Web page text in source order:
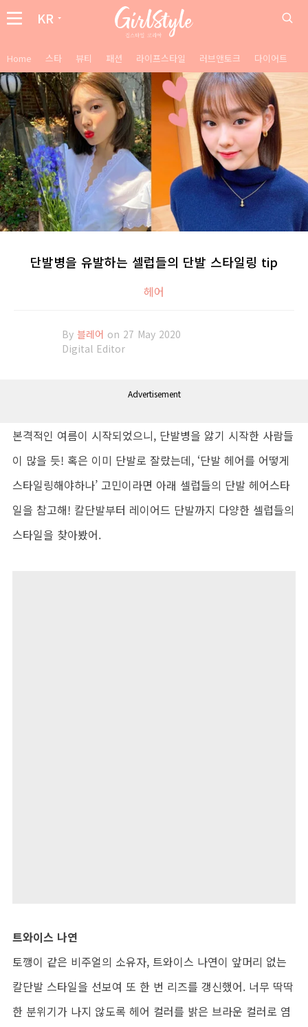
KR
Home 스타 뷰티 패션 라이프스타일 러브앤토크 다이어트
단발병을 유발하는 셀럽들의 단발 스타일링 tip
헤어
By 블레어 on 27 May 2020
Digital Editor
Advertisement
본격적인 여름이 시작되었으니, 단발병을 앓기 시작한 사람들
이 많을 듯! 혹은 이미 단발로 잘랐는데, ‘단발 헤어를 어떻게
스타일링해야하나’ 고민이라면 아래 셀럽들의 단발 헤어스타
일을 참고해! 칼단발부터 레이어드 단발까지 다양한 셀럽들의
스타일을 찾아봤어.
트와이스 나연
토깽이 같은 비주얼의 소유자, 트와이스 나연이 앞머리 없는
칼단발 스타일을 선보여 또 한 번 리즈를 갱신했어. 너무 딱딱
한 분위기가 나지 않도록 헤어 컬러를 밝은 브라운 컬러로 염